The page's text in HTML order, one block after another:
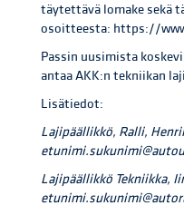
täytettävä lomake sekä
osoitteesta: https://
Passin uusimista
antaa AKK:n tekniikan
Lisätiedot:
Lajipäällikkö, Ralli,
Lajipäällikkö Tekniikka,